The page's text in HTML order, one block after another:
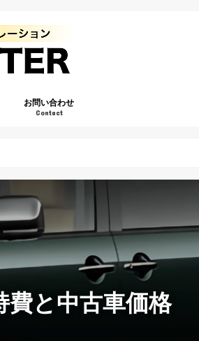
お問い合わせ
Contact
費と中古車価格